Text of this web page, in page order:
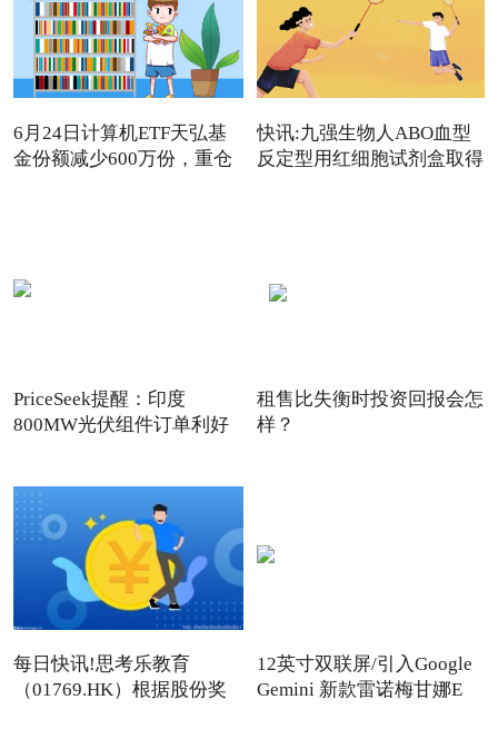
6月24日计算机ETF天弘基
金份额减少600万份，重仓
快讯:九强生物人ABO血型
反定型用红细胞试剂盒取得
PriceSeek提醒：印度
800MW光伏组件订单利好
租售比失衡时投资回报会怎
样？
每日快讯!思考乐教育
（01769.HK）根据股份奖
12英寸双联屏/引入Google
Gemini 新款雷诺梅甘娜E